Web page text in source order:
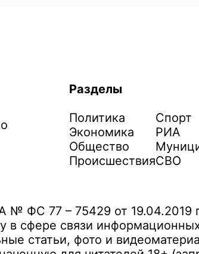
Разделы
Политика
Экономика
Общество
Происшествия
Спорт
РИА
СВО
ФС 77 – 75429 от 19.04.2019
в сфере связи
статьи, фото и